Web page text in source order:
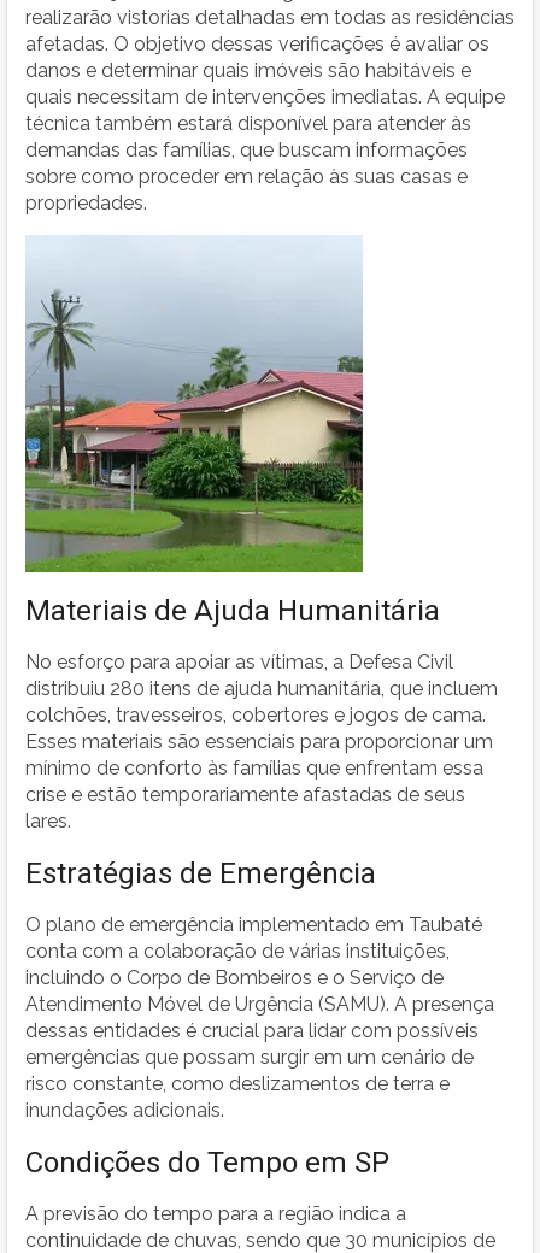
realizarão vistorias detalhadas em todas as residências
afetadas. O objetivo dessas verificações é avaliar os
danos e determinar quais imóveis são habitáveis e
quais necessitam de intervenções imediatas. A equipe
técnica também estará disponível para atender às
demandas das famílias, que buscam informações
sobre como proceder em relação às suas casas e
propriedades.
Materiais de Ajuda Humanitária
No esforço para apoiar as vítimas, a Defesa Civil
distribuiu 280 itens de ajuda humanitária, que incluem
colchões, travesseiros, cobertores e jogos de cama.
Esses materiais são essenciais para proporcionar um
mínimo de conforto às famílias que enfrentam essa
crise e estão temporariamente afastadas de seus
lares.
Estratégias de Emergência
O plano de emergência implementado em Taubaté
conta com a colaboração de várias instituições,
incluindo o Corpo de Bombeiros e o Serviço de
Atendimento Móvel de Urgência (SAMU). A presença
dessas entidades é crucial para lidar com possíveis
emergências que possam surgir em um cenário de
risco constante, como deslizamentos de terra e
inundações adicionais.
Condições do Tempo em SP
A previsão do tempo para a região indica a
continuidade de chuvas, sendo que 30 municípios de